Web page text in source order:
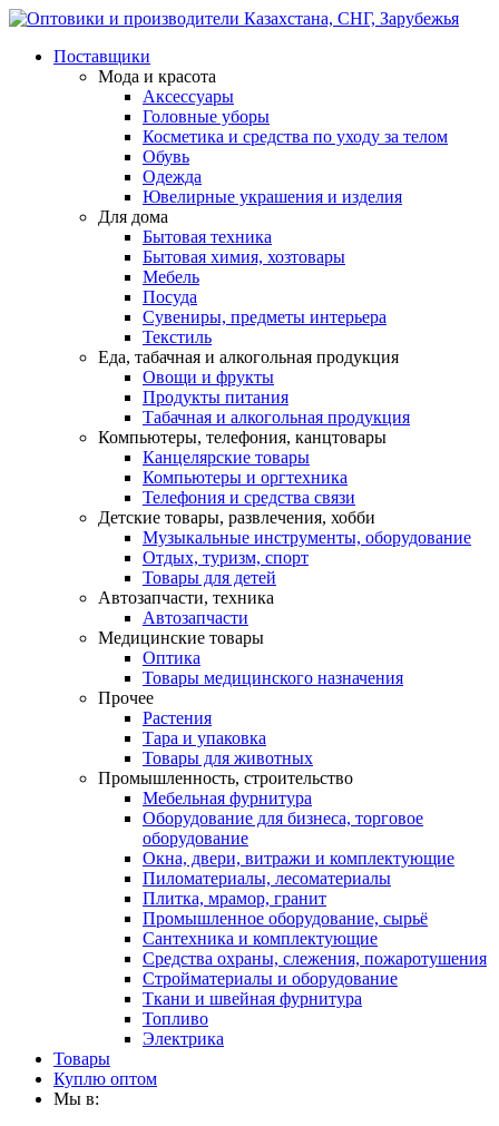
Поставщики
Мода и красота
Аксессуары
Головные уборы
Косметика и средства по уходу за телом
Обувь
Одежда
Ювелирные украшения и изделия
Для дома
Бытовая техника
Бытовая химия, хозтовары
Мебель
Посуда
Сувениры, предметы интерьера
Текстиль
Еда, табачная и алкогольная продукция
Овощи и фрукты
Продукты питания
Табачная и алкогольная продукция
Компьютеры, телефония, канцтовары
Канцелярские товары
Компьютеры и оргтехника
Телефония и средства связи
Детские товары, развлечения, хобби
Музыкальные инструменты, оборудование
Отдых, туризм, спорт
Товары для детей
Автозапчасти, техника
Автозапчасти
Медицинские товары
Оптика
Товары медицинского назначения
Прочее
Растения
Тара и упаковка
Товары для животных
Промышленность, строительство
Мебельная фурнитура
Оборудование для бизнеса, торговое
оборудование
Окна, двери, витражи и комплектующие
Пиломатериалы, лесоматериалы
Плитка, мрамор, гранит
Промышленное оборудование, сырьё
Сантехника и комплектующие
Средства охраны, слежения, пожаротушения
Стройматериалы и оборудование
Ткани и швейная фурнитура
Топливо
Электрика
Товары
Куплю оптом
Мы в: